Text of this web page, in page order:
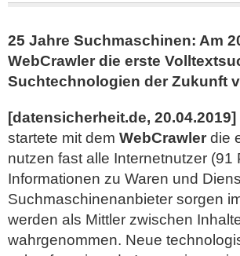
25 Jahre Suchmaschinen: Am
WebCrawler die erste
Suchtechnologien der Zukunft
[datensicherheit.de, 20.04.2019]
startete mit dem WebCrawler die
nutzen fast alle Internetnutzer (91
Informationen zu Waren und
Suchmaschinenanbieter sorgen
werden als Mittler zwischen
wahrgenommen. Neue